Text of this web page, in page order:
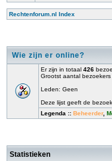
Rechtenforum.nl Index
Wie zijn er online?
Er zijn in totaal 426
Grootst aantal
Leden: Geen
Deze lijst geeft de
Legenda :: Beheerder,
Statistieken